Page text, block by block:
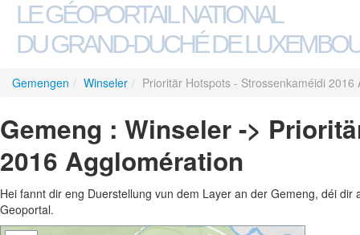
LE GÉOPORTAIL NATIONAL
DU GRAND-DUCHÉ DE
Gemengen / Winseler / Prioritär Hotspots - Strossenkaméidi 2016
Gemeng : Winseler ->
2016 Agglomération
Hei fannt dir eng Duerstellung vun dem Layer an der Gemeng, déi
Geoportal.